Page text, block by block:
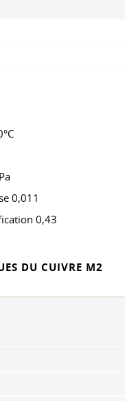
0,011
0,43
DU CUIVRE M2